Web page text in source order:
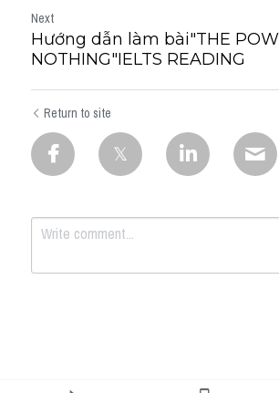
Next
Hướng dẫn làm bài"THE
NOTHING"IELTS READING
Return to site